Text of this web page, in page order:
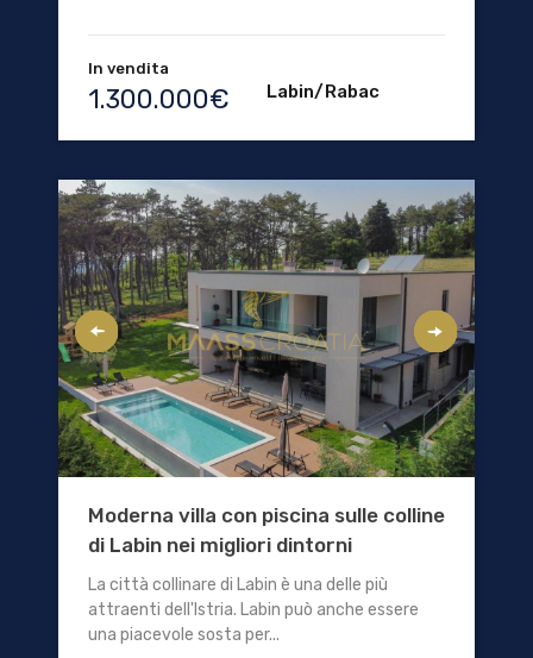
In vendita
1.300.000€ Labin/Rabac
Moderna villa con piscina sulle colline
di Labin nei migliori dintorni
La città collinare di Labin è una delle più
attraenti dell'Istria. Labin può anche essere
una piacevole sosta per...